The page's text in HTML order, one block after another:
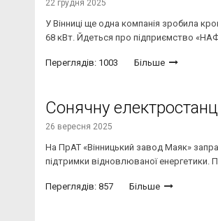
22 грудня 2025
У Вінниці ще одна компанія зробила
68 кВт. Йдеться про підприємство
Переглядів: 1003 Більше
Сонячну
26 вересня 2025
На ПрАТ «Вінницький завод Маяк»
підтримки відновлюваної енергетики.
Переглядів: 857 Більше